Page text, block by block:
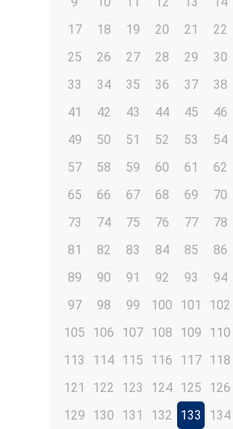
17
18 19 20 21 22
25
26 27 28 29 30
33
34 35 36 37 38
41
42 43 44 45 46
49
50 51 52 53 54
57
58 59 60 61 62
65
66 67 68 69 70
73
74 75 76 77 78
81
82 83 84 85 86
89
90 91 92 93 94
97
98 99 100 101 102
105
106 107 108 109 110
113
114 115 116 117 118
121
122 123 124 125 126
129
130 131 132 133 134